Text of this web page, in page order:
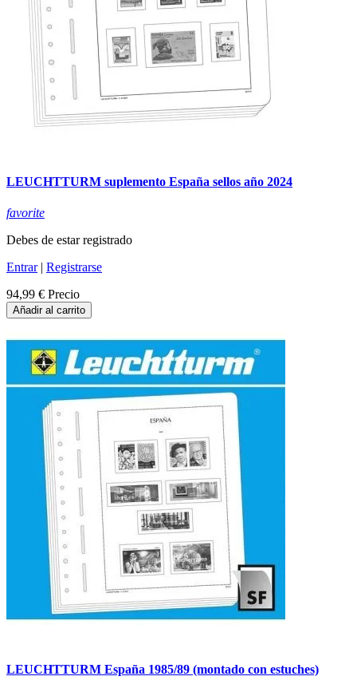
LEUCHTTURM suplemento España sellos año 2024
favorite
Debes de estar registrado
Entrar| Registrarse
94,99 € Precio
Añadir al carrito
LEUCHTTURM España 1985/89 (montado con estuches)